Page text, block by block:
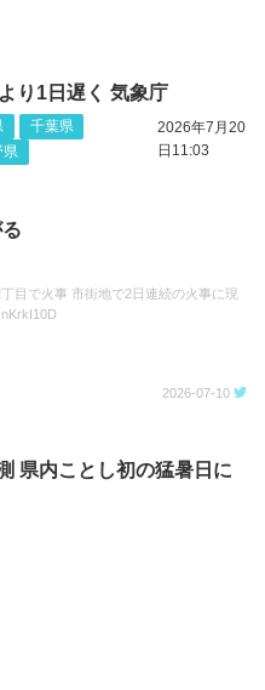
り1日遅く 気象庁
千葉県
県
2026年7月20
日11:03
丁目で火事 市街地で2日連続の火事に現
2026-07-10
県内ことし初の猛暑日に